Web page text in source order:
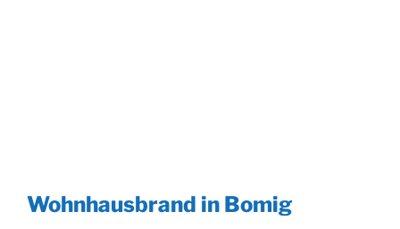
Wohnhausbrand in Bomig